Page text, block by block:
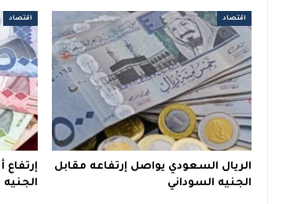
اقتصاد
الريال السعودي يواصل إرتفاعه مقابل
الجنيه السوداني
اقتصاد
الجنيه